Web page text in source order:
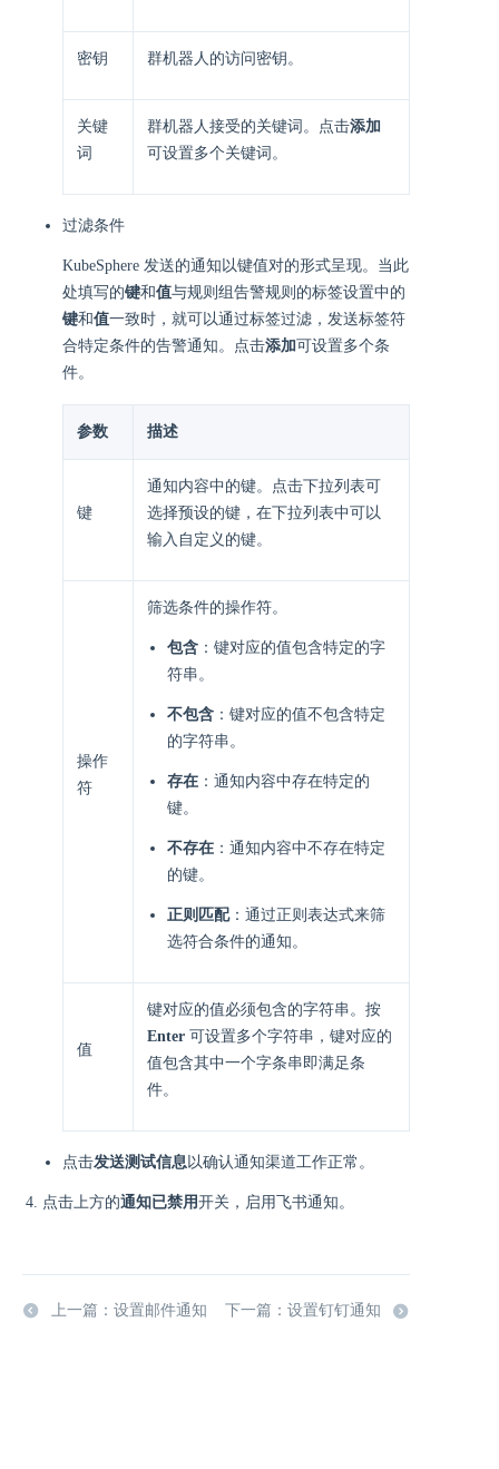
密钥 群机器人的访问密钥。
关键
词
群机器人接受的关键词。点击添加
可设置多个关键词。
过滤条件
KubeSphere 发送的通知以键值对的形式呈现。当此
处填写的键和值与规则组告警规则的标签设置中的
键和值一致时，就可以通过标签过滤，发送标签符
合特定条件的告警通知。点击添加可设置多个条
件。
参数 描述
键
通知内容中的键。点击下拉列表可
选择预设的键，在下拉列表中可以
输入自定义的键。
操作
符
筛选条件的操作符。
包含 ：键对应的值包含特定的字
符串。
不包含 ：键对应的值不包含特定
的字符串。
存在 ：通知内容中存在特定的
键。
不存在 ：通知内容中不存在特定
的键。
正则匹配：通过正则表达式来筛
选符合条件的通知。
值
键对应的值必须包含的字符串。按
Enter 可设置多个字符串，键对应的
值包含其中一个字条串即满足条
件。
点击发送测试信息以确认通知渠道工作正常。
点击上方的通知已禁用开关，启用飞书通知。
上一篇：设置邮件通知 下一篇：设置钉钉通知